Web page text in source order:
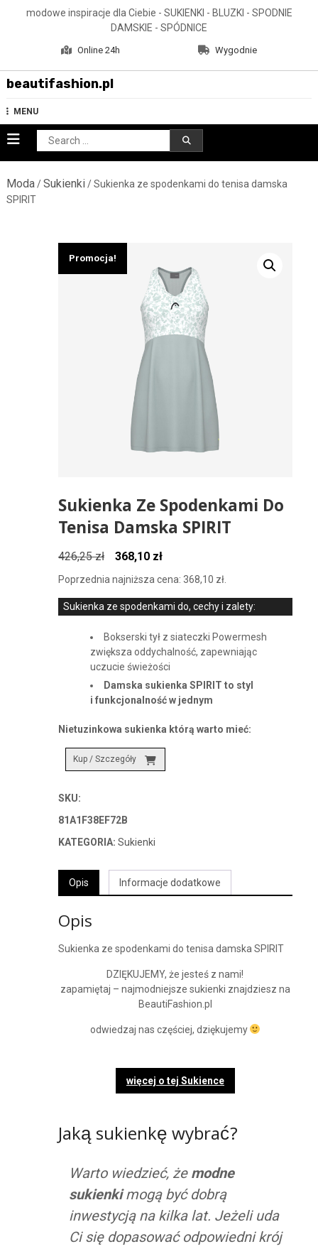
modowe inspiracje dla Ciebie - SUKIENKI - BLUZKI - SPODNIE
DAMSKIE - SPÓDNICE
Online 24h Wygodnie
beautifashion.pl
MENU
Search
for:
Moda/Sukienki/ Sukienka ze spodenkami do tenisa damska
SPIRIT
Promocja!
Sukienka Ze Spodenkami Do
Tenisa Damska SPIRIT
426,25zł
Pierwotna
cena
426,25 zł.
368,10 złAktualna
cena
368,10 zł.
Poprzednia najniższa cena: 368,10 zł.
Sukienka ze spodenkami do, cechy i zalety:
Bokserski tył z siateczki Powermesh
zwiększa oddychalność, zapewniając
uczucie świeżości
Damska sukienka SPIRIT to styl
i funkcjonalność w jednym
Nietuzinkowa sukienka którą warto mieć:
Kup / Szczegóły
SKU:
81A1F38EF72B
KATEGORIA: Sukienki
Opis Informacje dodatkowe
Opis
Sukienka ze spodenkami do tenisa damska SPIRIT
DZIĘKUJEMY, że jesteś z nami!
zapamiętaj – najmodniejsze sukienki znajdziesz na
BeautiFashion.pl
odwiedzaj nas częściej, dziękujemy
więcej o tej Sukience
Jaką sukienkę wybrać?
Warto wiedzieć, że modne
sukienkimogą być dobrą
inwestycją na kilka lat. Jeżeli uda
Ci się dopasować odpowiedni krój